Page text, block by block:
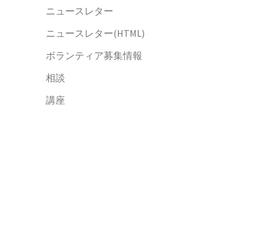
ニュースレター
ニュースレター(HTML)
ボランティア募集情報
相談
講座